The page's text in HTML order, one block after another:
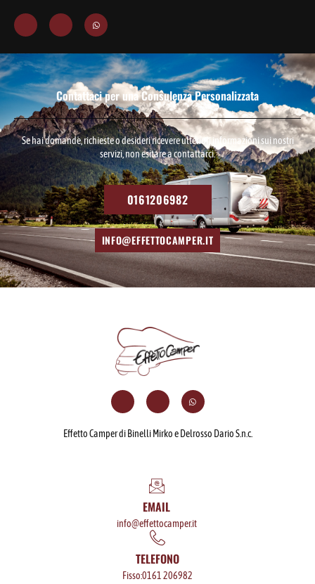
Contattaci per una Consulenza Personalizzata
Se hai domande, richieste o desideri ricevere ulteriori informazioni sui nostri
servizi, non esitare a contattarci.
0161206982
INFO@EFFETTOCAMPER.IT
Effetto Camper di Binelli Mirko e Delrosso Dario S.n.c.
EMAIL
info@effettocamper.it
TELEFONO
Fisso:0161 206982